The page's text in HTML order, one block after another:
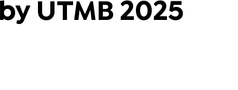
UTMB 2025